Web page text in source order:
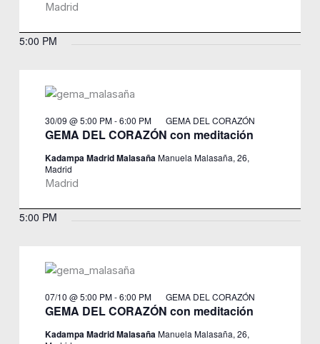
Madrid
5:00 PM
GEMA DEL CORAZÓN con meditación
30/09 @ 5:00 PM-6:00 PM GEMA DEL CORAZÓN
Kadampa Madrid MalasañaManuela Malasaña, 26,
Madrid
Madrid
5:00 PM
GEMA DEL CORAZÓN con meditación
07/10 @ 5:00 PM-6:00 PM GEMA DEL CORAZÓN
Kadampa Madrid MalasañaManuela Malasaña, 26,